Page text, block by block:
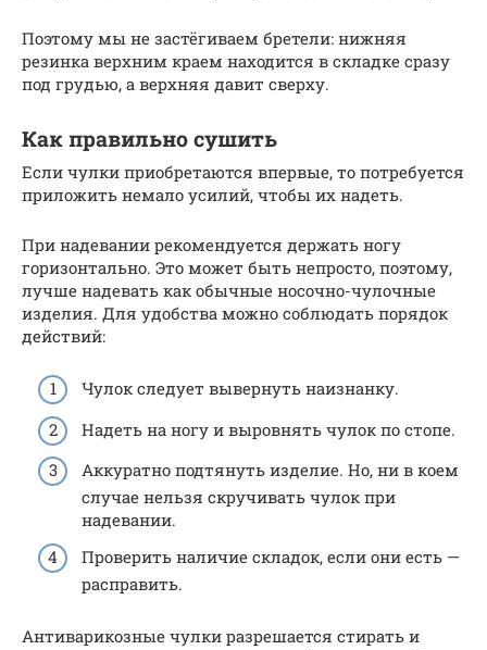
Поэтому мы не застёгиваем бретели: нижняя
резинка верхним краем находится в складке сразу
под грудью, а верхняя давит сверху.
Как правильно сушить
Если чулки приобретаются впервые, то потребуется
приложить немало усилий, чтобы их надеть.
При надевании рекомендуется держать ногу
горизонтально. Это может быть непросто, поэтому,
лучше надевать как обычные носочно-чулочные
изделия. Для удобства можно соблюдать порядок
действий:
Чулок следует вывернуть наизнанку.
Надеть на ногу и выровнять чулок по стопе.
Аккуратно подтянуть изделие. Но, ни в коем
случае нельзя скручивать чулок при
надевании.
Проверить наличие складок, если они есть —
расправить.
Антиварикозные чулки разрешается стирать и